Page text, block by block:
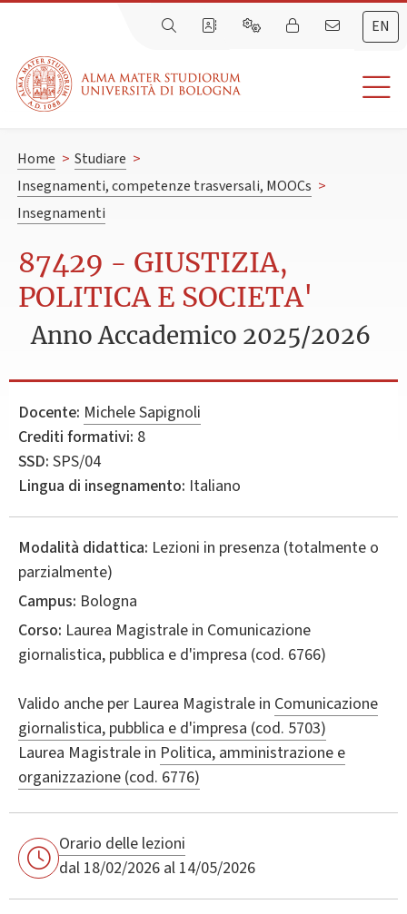
EN
Home > Studiare >
Insegnamenti, competenze trasversali, MOOCs >
Insegnamenti
87429 - GIUSTIZIA,
POLITICA E SOCIETA'
Anno Accademico 2025/2026
Docente: Michele Sapignoli
Crediti formativi: 8
SSD: SPS/04
Lingua di insegnamento: Italiano
Modalità didattica: Lezioni in presenza (totalmente o
parzialmente)
Campus: Bologna
Corso: Laurea Magistrale in Comunicazione
giornalistica, pubblica e d'impresa (cod. 6766)
Valido anche per Laurea Magistrale in Comunicazione
giornalistica, pubblica e d'impresa (cod. 5703)
Laurea Magistrale in Politica, amministrazione e
organizzazione (cod. 6776)
Orario delle lezioni
dal 18/02/2026 al 14/05/2026